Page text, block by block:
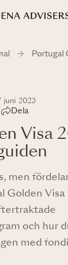
Portugal
juni 2023
Dela
Visa
men
Golden
och hur
med